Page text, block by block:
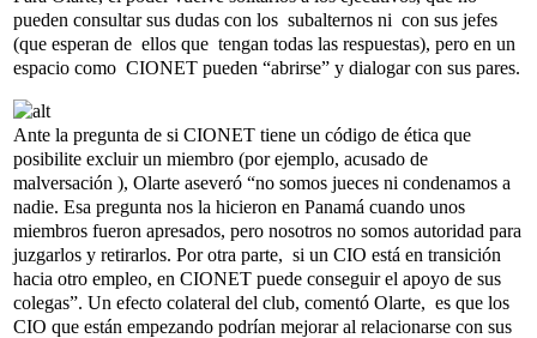
pueden consultar sus dudas con los subalternos ni con sus jefes
(que esperan de ellos que tengan todas las respuestas), pero en un
espacio como CIONET pueden “abrirse” y dialogar con sus pares.
Ante la pregunta de si CIONET tiene un código de ética que
posibilite excluir un miembro (por ejemplo, acusado de
malversación ), Olarte aseveró “no somos jueces ni condenamos a
nadie. Esa pregunta nos la hicieron en Panamá cuando unos
miembros fueron apresados, pero nosotros no somos autoridad para
juzgarlos y retirarlos. Por otra parte, si un CIO está en transición
hacia otro empleo, en CIONET puede conseguir el apoyo de sus
colegas”. Un efecto colateral del club, comentó Olarte, es que los
CIO que están empezando podrían mejorar al relacionarse con sus